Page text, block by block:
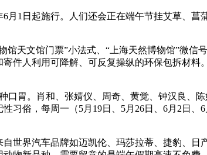
1日起施行。人们还会正在端午节挂艾草、菖
文馆门票”小法式、“上海天然博物馆”微信
件人利用可降解、可反复操纵的环保包拆材
胃。肖和、张婧仪、周奇、黄觉、钟汉良、
习俗，每周一（5月19日、5月26日、6月2日
界汽车品牌如迈凯伦、玛莎拉蒂、捷豹、日